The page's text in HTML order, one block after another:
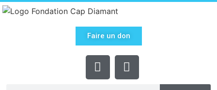
Faire un don